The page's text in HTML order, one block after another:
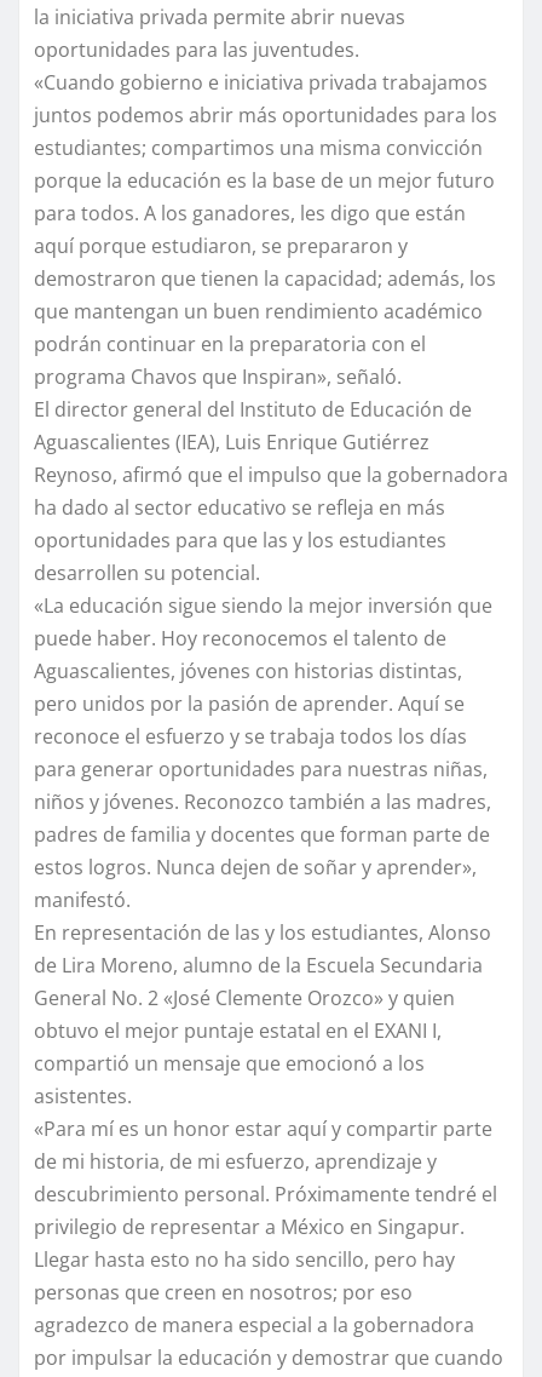
la iniciativa privada permite abrir nuevas
oportunidades para las juventudes.
«Cuando gobierno e iniciativa privada trabajamos
juntos podemos abrir más oportunidades para los
estudiantes; compartimos una misma convicción
porque la educación es la base de un mejor futuro
para todos. A los ganadores, les digo que están
aquí porque estudiaron, se prepararon y
demostraron que tienen la capacidad; además, los
que mantengan un buen rendimiento académico
podrán continuar en la preparatoria con el
programa Chavos que Inspiran», señaló.
El director general del Instituto de Educación de
Aguascalientes (IEA), Luis Enrique Gutiérrez
Reynoso, afirmó que el impulso que la gobernadora
ha dado al sector educativo se refleja en más
oportunidades para que las y los estudiantes
desarrollen su potencial.
«La educación sigue siendo la mejor inversión que
puede haber. Hoy reconocemos el talento de
Aguascalientes, jóvenes con historias distintas,
pero unidos por la pasión de aprender. Aquí se
reconoce el esfuerzo y se trabaja todos los días
para generar oportunidades para nuestras niñas,
niños y jóvenes. Reconozco también a las madres,
padres de familia y docentes que forman parte de
estos logros. Nunca dejen de soñar y aprender»,
manifestó.
En representación de las y los estudiantes, Alonso
de Lira Moreno, alumno de la Escuela Secundaria
General No. 2 «José Clemente Orozco» y quien
obtuvo el mejor puntaje estatal en el EXANI I,
compartió un mensaje que emocionó a los
asistentes.
«Para mí es un honor estar aquí y compartir parte
de mi historia, de mi esfuerzo, aprendizaje y
descubrimiento personal. Próximamente tendré el
privilegio de representar a México en Singapur.
Llegar hasta esto no ha sido sencillo, pero hay
personas que creen en nosotros; por eso
agradezco de manera especial a la gobernadora
por impulsar la educación y demostrar que cuando